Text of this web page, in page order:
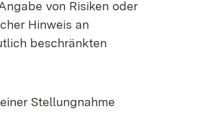
von Risiken oder
Hinweis an
beschränkten
Stellungnahme